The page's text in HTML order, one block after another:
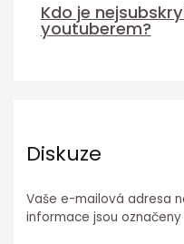
Kdo je
youtuberem?
Diskuze
Vaše e-mailová adresa
informace jsou označeny